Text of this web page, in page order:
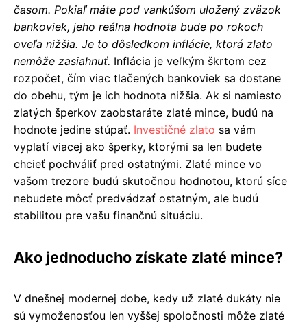
časom. Pokiaľ máte pod vankúšom uložený zväzok
bankoviek, jeho reálna hodnota bude po rokoch
oveľa nižšia. Je to dôsledkom inflácie, ktorá zlato
nemôže zasiahnuť. Inflácia je veľkým škrtom cez
rozpočet, čím viac tlačených bankoviek sa dostane
do obehu, tým je ich hodnota nižšia. Ak si namiesto
zlatých šperkov zaobstaráte zlaté mince, budú na
hodnote jedine stúpať. Investičné zlato sa vám
vyplatí viacej ako šperky, ktorými sa len budete
chcieť pochváliť pred ostatnými. Zlaté mince vo
vašom trezore budú skutočnou hodnotou, ktorú síce
nebudete môcť predvádzať ostatným, ale budú
stabilitou pre vašu finančnú situáciu.
Ako jednoducho získate zlaté mince?
V dnešnej modernej dobe, kedy už zlaté dukáty nie
sú vymoženosťou len vyššej spoločnosti môže zlaté